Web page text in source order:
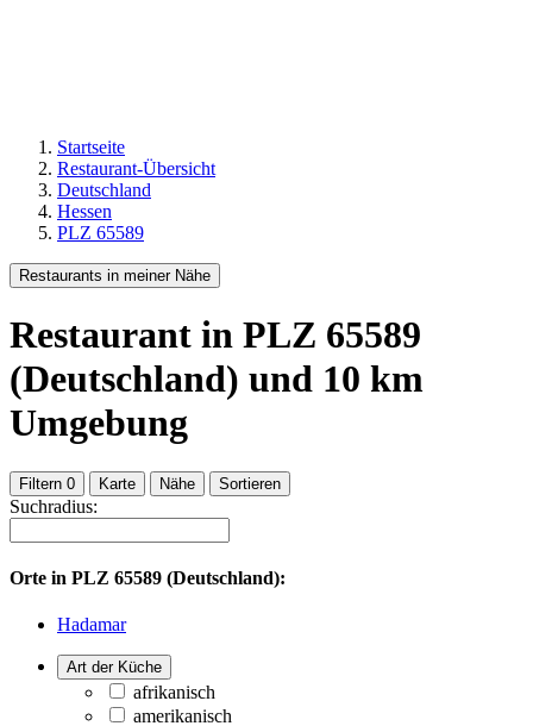
Startseite
Restaurant-Übersicht
Deutschland
Hessen
PLZ 65589
Restaurants in meiner Nähe
Restaurant in PLZ 65589
(Deutschland) und 10 km
Umgebung
Filtern 0 Karte Nähe Sortieren
Suchradius:
Orte in PLZ 65589 (Deutschland):
Hadamar
Art der Küche
afrikanisch
amerikanisch